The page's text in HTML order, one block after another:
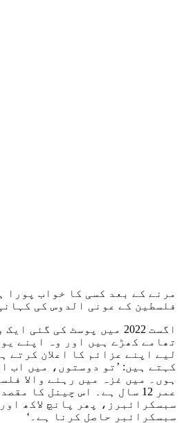
مرنے کے بعد کسی کا خواب پورا
فلسطین کے عونی الدوس کی
اگست 2022 میں پوسٹ کی
تھامے کھڑے ہیں اور وہ اپنے
لیے اپنے عزائم کا اعلان کرتے
کہتے ہیں: ’تو دوستوں، میں اب
ہوں۔ میں غزہ میں رہنے والا
عمر 12 سال ہے۔ اس چینل کا
سبسکرائبر حاصل کرنا ہے۔‘